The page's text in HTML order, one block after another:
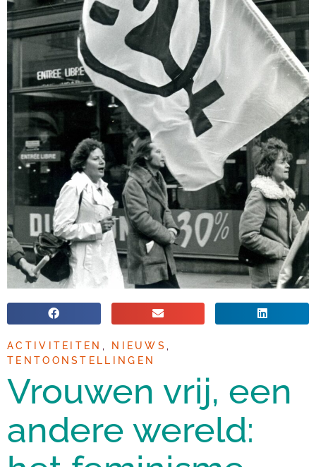
ACTIVITEITEN NIEUWS
TENTOONSTELLINGEN
Vrouwen vrij, een
andere wereld: